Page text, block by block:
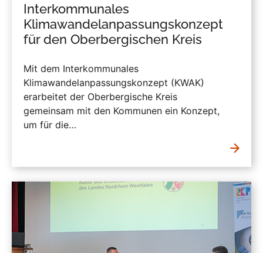
Interkommunales
Klimawandelanpassungskonzept
für den Oberbergischen Kreis
Mit dem Interkommunales
Klimawandelanpassungskonzept (KWAK)
erarbeitet der Oberbergische Kreis
gemeinsam mit den Kommunen ein Konzept,
um für die…